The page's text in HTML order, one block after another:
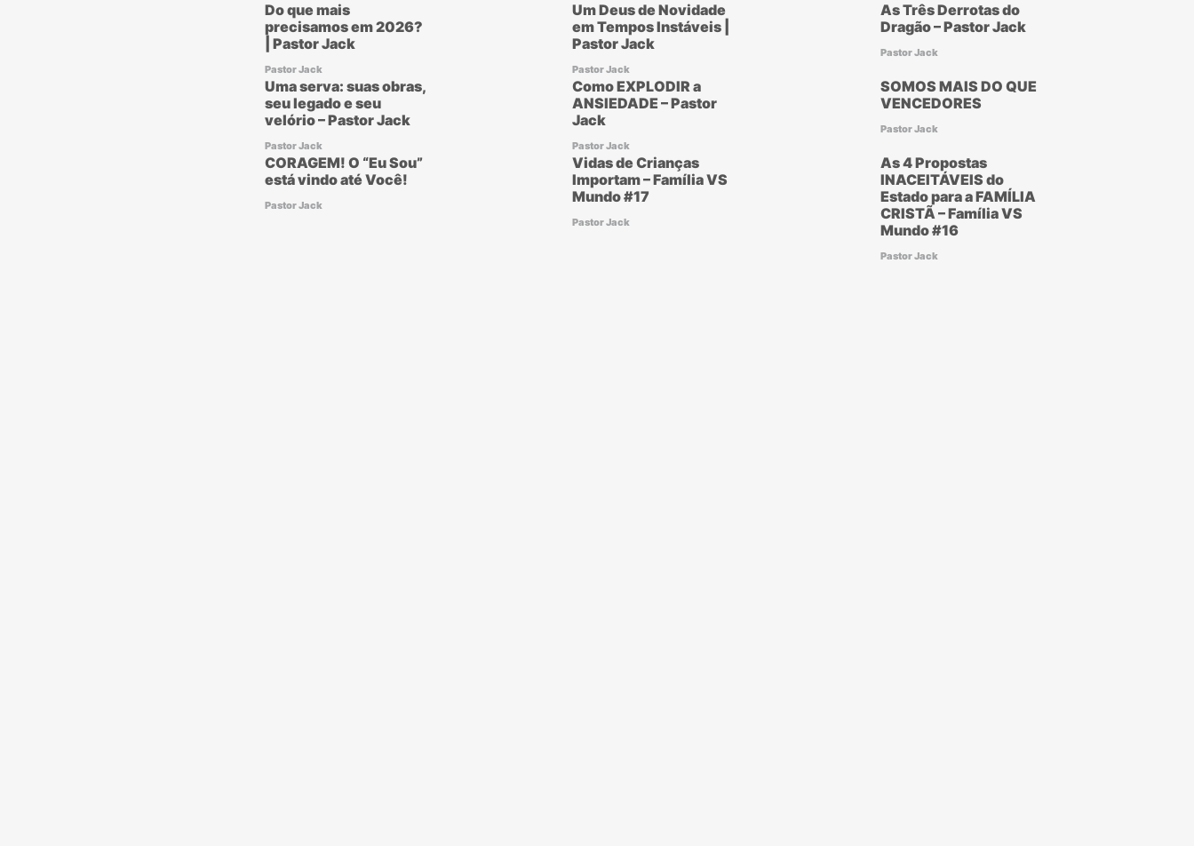
Do que mais
precisamos em 2026?
| Pastor Jack
Pastor Jack
Um Deus de Novidade
em Tempos Instáveis |
Pastor Jack
Pastor Jack
As Três Derrotas do
Dragão – Pastor Jack
Pastor Jack
Uma serva: suas obras,
seu legado e seu
velório – Pastor Jack
Pastor Jack
Como EXPLODIR a
ANSIEDADE – Pastor
Jack
Pastor Jack
SOMOS MAIS DO QUE
VENCEDORES
Pastor Jack
CORAGEM! O “Eu Sou”
está vindo até Você!
Pastor Jack
Vidas de Crianças
Importam – Família VS
Mundo #17
Pastor Jack
As 4 Propostas
INACEITÁVEIS do
Estado para a FAMÍLIA
CRISTÃ – Família VS
Mundo #16
Pastor Jack